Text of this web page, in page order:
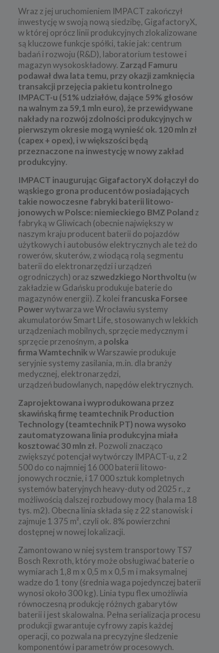
Wraz z jej uruchomieniem IMPACT zakończył
inwestycję w swoją nową siedzibę, GigafactoryX,
w której oprócz linii produkcyjnych zlokalizowane
są kluczowe funkcje spółki, takie jak: centrum
badań i rozwoju (R&D), laboratorium testowe i
magazyn wysokoskładowy. Zarząd Famuru
podawał dwa lata temu, przy okazji zamknięcia
transakcji przejęcia pakietu kontrolnego
IMPACT-u (51% udziałów, dające 59% głosów
na walnym za 59,1 mln euro), że przewidywane
nakłady na rozwój zdolności produkcyjnych w
pierwszym okresie mogą wynieść ok. 120 mln zł
(capex + opex), i w większości będą
przeznaczone na inwestycję w nowy zakład
produkcyjny.
IMPACT inaugurując GigafactoryX dołączył do
wąskiego grona producentów posiadających
takie nowoczesne fabryki baterii litowo-
jonowych w Polsce: niemieckiego BMZ Poland z
fabryką w Gliwicach (obecnie największy w
naszym kraju producent baterii do pojazdów
użytkowych i autobusów elektrycznych ale też do
rowerów, skuterów, z wiodącą rolą segmentu
baterii do elektronarzędzi i urządzeń
ogrodniczych) oraz szwedzkiego Northvoltu (w
zakładzie w Gdańsku produkuje baterie do
magazynów energii). Z kolei francuska Forsee
Powerwytwarza we Wrocławiu systemy
akumulatorów Smart Life, stosowanych w lekkich
urządzeniach mobilnych, sprzęcie medycznym i
sprzęcie przenośnym, a polska
firma Wamtechnikw Warszawie produkuje
seryjnie systemy zasilania, m.in. dla branży
medycznej, elektronarzędzi,
urządzeń budowlanych, napędów elektrycznych.
Zaprojektowana i wyprodukowana przez
skawińską firmę teamtechnik Production
Technology (teamtechnik PT) nowa wysoko
zautomatyzowana linia produkcyjna miała
kosztować 30 mln zł. Pozwoli znacząco
zwiększyć potencjał wytwórczy IMPACT-u, z 2
500 do co najmniej 16 000 baterii litowo-
jonowych rocznie, i 17 000 sztuk kompletnych
systemów bateryjnych heavy-duty od 2025 r., z
możliwością dalszej rozbudowy mocy (hala ma 18
tys. m2). Obecna linia składa się z 22 stanowisk i
zajmuje 1 375 m², czyli ok. 8% powierzchni
dostępnej w nowej lokalizacji.
Zamontowano w niej system transportowy TS7
Bosch Rexroth, który może obsługiwać baterie o
wymiarach 1,8 m x 0,5 m x 0,5 m i maksymalnej
wadze do 1 tony (średnia waga pojedynczej baterii
wynosi około 300 kg). Linia typu flex umożliwia
równoczesną produkcję różnych gabarytów
baterii i jest skalowalna. Pełna serializacja procesu
produkcji gwarantuje cyfrowy zapis każdej
operacji, co pozwala na precyzyjne śledzenie
komponentów i parametrów procesowych.